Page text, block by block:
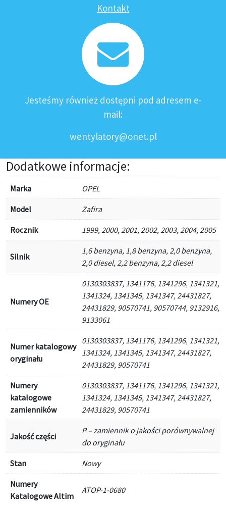
Kontakt
Jesteśmy również dostępni pod adresem e-
mail:
wentylatory@onet.pl
Dodatkowe informacje:
Marka OPEL
Model Zafira
Rocznik 1999, 2000, 2001, 2002, 2003, 2004, 2005
Silnik
1,6 benzyna, 1,8 benzyna, 2,0 benzyna,
2,0 diesel, 2,2 benzyna, 2,2 diesel
Numery OE
0130303837, 1341176, 1341296, 1341321,
1341324, 1341345, 1341347, 24431827,
24431829, 90570741, 90570744, 9132916,
9133061
Numer katalogowy
oryginału
0130303837, 1341176, 1341296, 1341321,
1341324, 1341345, 1341347, 24431827,
24431829, 90570741
Numery
katalogowe
zamienników
0130303837, 1341176, 1341296, 1341321,
1341324, 1341345, 1341347, 24431827,
24431829, 90570741
Jakość części
P – zamiennik o jakości porównywalnej
do oryginału
Stan Nowy
Numery
Katalogowe Altim
ATOP-1-0680